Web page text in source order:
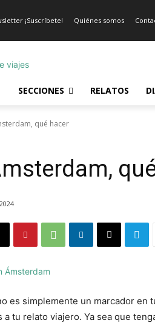
¡Suscríbete! Quiénes somos
SECCIONES RELATOS
qué hacer
es simplemente un marcador en
tu relato viajero. Ya sea que